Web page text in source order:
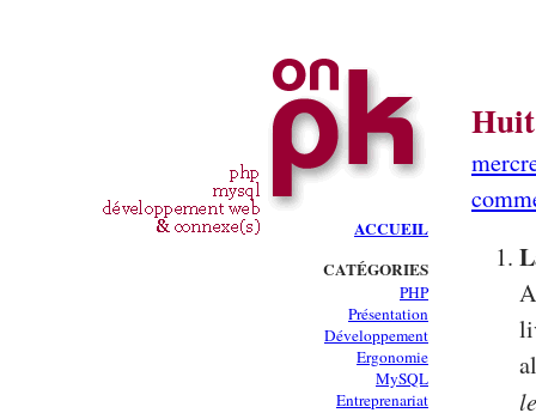
ACCUEIL
CATÉGORIES
PHP
Présentation
Développement
Ergonomie
MySQL
Entreprenariat